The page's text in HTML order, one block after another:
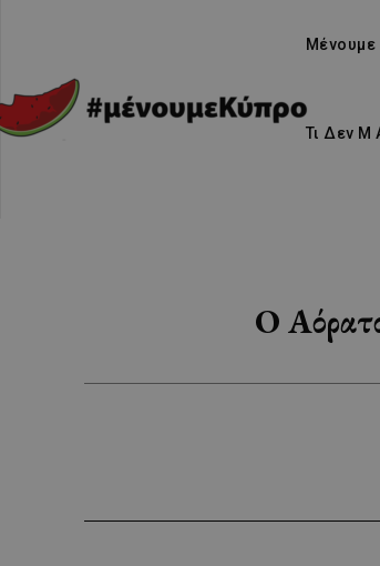
Μένουμε
Τι Δεν Μ
Ο